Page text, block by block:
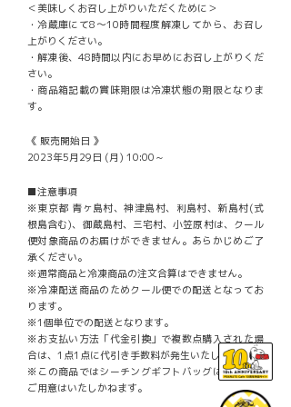
＜美味しくお召し上がりいただくために＞
・冷蔵庫にて8〜10時間程度解凍してから、お召し
上がりください。
・解凍後、48時間以内にお早めにお召し上がりくだ
さい。
・商品箱記載の賞味期限は冷凍状態の期限となりま
す。
《 販売開始日 》
2023年5月29日 (月) 10:00～
■注意事項
※東京都 青ヶ島村、神津島村、利島村、新島村(式
根島含む)、御蔵島村、三宅村、小笠原村は、クール
便対象商品のお届けができません。あらかじめご了
承ください。
※通常商品と冷凍商品の注文合算はできません。
※冷凍配送商品のためクール便での配送となってお
ります。
※1個単位での配送となります。
※お支払い方法「代金引換」で複数点購入された場
合は、1点1点に代引き手数料が発生いたします。
※この商品ではシーチングギフトバッグに入れての
ご用意はいたしかねます。